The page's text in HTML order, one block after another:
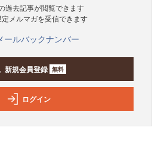
過去記事が閲覧できます
定メルマガを受信できます
ールバックナンバー
新規会員登録 無料
ログイン